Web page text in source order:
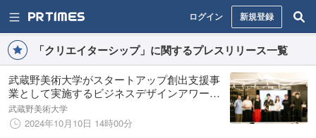
ログイン 新規登録
「クリエイターシップ」に関するプレスリリース一覧
武蔵野美術⼤学がスタートアップ創出⽀援事
業として実施するビジネスデザインアワード
「MAU SOCIAL IMPACT AWARD」の受賞者
が決定！
武蔵野美術大学
2024年10月10日 14時00分